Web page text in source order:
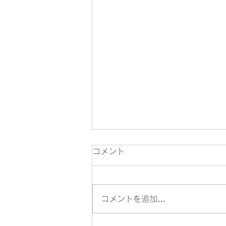
夏季休業のお知らせ
き厚くお礼申し上げます。 当財
団では、誠に勝手ながら下記日程
コメント
コメントを追加…